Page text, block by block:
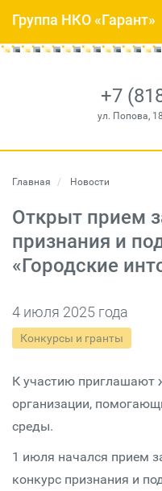
+7
ул. Попова,
Группа НКО «Гарант»
Главная Новости
Открыт прием
признания и
«Городские
4 июля 2025 года
Конкурсы и гранты
К участию приглашают
организации,
среды.
1 июля начался прием
конкурс признания и